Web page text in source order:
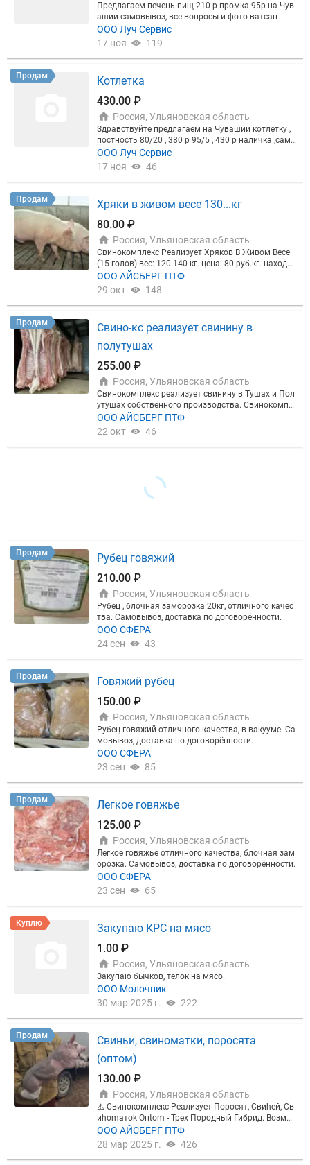
Предлагаем печень пищ 210 р промка 95р на Чув
ашии самовывоз, все вопросы и фото ватсап
ООО Луч Сервис
17 ноя
119
Продам
Котлетка
430.00 ₽
Россия, Ульяновская область
Здравствуйте предлагаем на Чувашии котлетку ,
постность 80/20 , 380 р 95/5 , 430 р наличка ,само
вывоз . Фото , информация , обсуждения цен - ват
сап , Евгения.
ООО Луч Сервис
17 ноя
46
Продам
Хряки в живом весе 130...кг
80.00 ₽
Россия, Ульяновская область
Свинокомплекс Реализует Хряков В Живом Весе
(15 голов) вес: 120-140 кг. цена: 80 руб.кг. находи
мся в Самарской области, поселок Красный Яр
ООО АЙСБЕРГ ПТФ
29 окт
148
Продам
Свино-кс реализует свинину в
полутушах
255.00 ₽
Россия, Ульяновская область
Свинокомплекс реализует свинину в Тушах и Пол
утушах собственного производства. Свинокомпл
екс находится в Самарской области, где рождает
ся мясо премиум-класса. "Канадская порода" — э
ологичность на каждом этапе. Мы выращиваем п
и отменным вкусом мяса. ❗️ПОЧЕМУ ВЫБИРАТ ИМ
ролируемого микроклимата. ✅Благодаря налаже
нному производству мы гарантируем стабильны
е поставки высококачественной свинины, полнос
тью удовлетворяя потребности рынка и своих кл
иентов. ✅Мы открыты для общения и поддержив
аем честные отношения с партнерами, способств
уя развитию региона. Вес тушки: 80-100кг Цена: 2
55 руб.кг. Предлагаем рассмотреть возможность
сотрудничества с нашим предприятием по поста
вкам мяса свинины для Вашего производства и б
всегда будьте в курсе актуальных цен и нашего а
ООО АЙСБЕРГ ПТФ
22 окт
46
Продам
Рубец говяжий
210.00 ₽
Россия, Ульяновская область
Рубец , блочная заморозка 20кг, отличного качес
тва. Самовывоз, доставка по договорённости.
ООО СФЕРА
24 сен
43
Продам
Говяжий рубец
150.00 ₽
Россия, Ульяновская область
Рубец говяжий отличного качества, в вакууме. Са
мовывоз, доставка по договорённости.
ООО СФЕРА
23 сен
85
Продам
Легкое говяжье
125.00 ₽
Россия, Ульяновская область
Легкое говяжье отличного качества, блочная зам
орозка. Самовывоз, доставка по договорённости.
ООО СФЕРА
23 сен
65
Куплю
Закупаю КРС на мясо
1.00 ₽
Россия, Ульяновская область
Закупаю бычков, телок на мясо.
ООО Молочник
30 мар 2025 г.
222
Продам
Свиньи, свиноматки, поросята
(оптом)
130.00 ₽
Россия, Ульяновская область
⚠️ Свинокомплекс Pеaлизуeт Пopoсят, Свиhей, Cв
иhоmатоk Опtom - Трех Породный Гибрид. Возмо
жна Дocтaвка До Вашего Адреса. ⚠️ Поросята Тре
хпородный Гибрид: Крупная. Белая+ландрас+дю
рок. Фото, видео вышлем по вашему запросу. вес:
7-10 кг. цена: 4300 руб. за голову. ⚠️ Поросята На
ООО АЙСБЕРГ ПТФ
28 мар 2025 г.
426